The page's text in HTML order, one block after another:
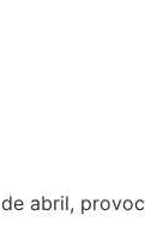
abril,